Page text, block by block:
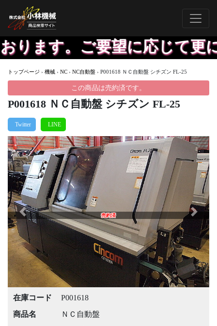
す。ご要望に応じて更に精
トップページ › 機械 › NC › NC自動盤 › P001618 ＮＣ自動盤 シチズン FL-25
この商品は売約済です。
P001618 ＮＣ自動盤 シチズン FL-25
売約済
Previous Next
在庫コード
P001618
商品名
ＮＣ自動盤